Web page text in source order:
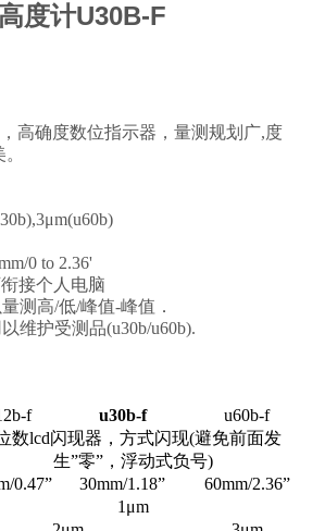
度计U30B-F
高确度数位指示器，量测规划广,度
0 to 2.36'
接个人电脑
测高/低/峰值-峰值．
维护受测品(u30b/u60b).
f u30b-f
u60b-f
数lcd闪现器，方式闪现(避免前面发
生”零”，浮动式负号)
0.47” 30mm/1.18”
60mm/2.36”
1μm